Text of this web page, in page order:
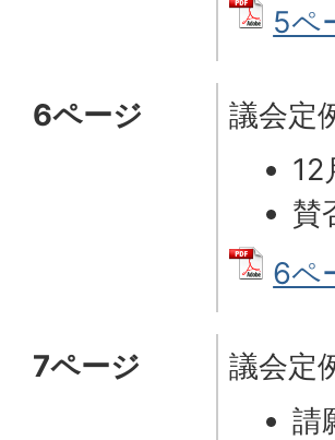
5ペ
6ページ
議会定
12
賛
6ペ
7ページ
議会定
請